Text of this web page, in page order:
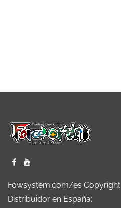
Fowsystem.com/es Copyright
Distribuidor en España: